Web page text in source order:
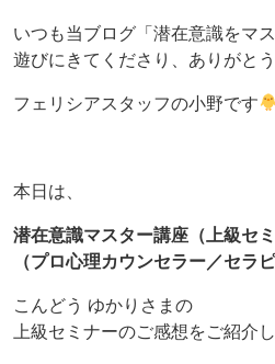
いつも当ブログ「潜在意識をマ
遊びにきてくださり、ありがと
フェリシアスタッフの小野です
本日は、
潜在意識マスター講座（上級セミ
（プロ心理カウンセラー／セラ
こんどう ゆかりさまの
上級セミナーのご感想をご紹介